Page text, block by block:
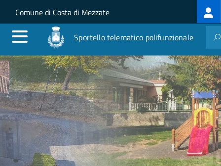
Salta al contenuto principale
Skip to site navigation
Comune di Costa di Mezzate
Sportello telematico polifunzionale